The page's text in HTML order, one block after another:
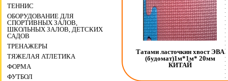
ТЕННИС
ОБОРУДОВАНИЕ ДЛЯ
СПОРТИВНЫХ ЗАЛОВ,
ШКОЛЬНЫХ ЗАЛОВ, ДЕТСКИХ
САДОВ
ТРЕНАЖЕРЫ
ТЯЖЕЛАЯ АТЛЕТИКА
ФОРМА
ФУТБОЛ
Татами ласточкин хвост ЭВА
(будомат)1м*1м* 20мм
КИТАЙ